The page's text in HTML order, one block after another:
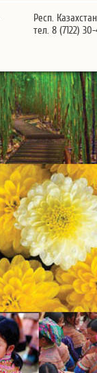
Респ.
тел. 8 (7122)